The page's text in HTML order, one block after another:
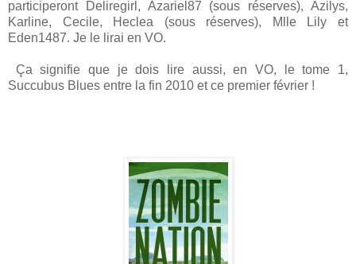
participeront Deliregirl, Azariel87 (sous réserves), Azilys,
Karline, Cecile, Heclea (sous réserves), Mlle Lily et
Eden1487. Je le lirai en VO.
Ça signifie que je dois lire aussi, en VO, le tome 1,
Succubus Blues entre la fin 2010 et ce premier février !